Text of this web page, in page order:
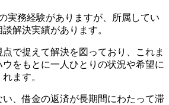
実務経験がありますが、所属してい
解決実績があります。
点で捉えて解決を図っており、これま
をもとに一人ひとりの状況や希望に
ます。
、借金の返済が長期間にわたって滞